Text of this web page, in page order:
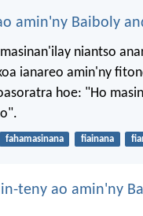
amin'ny Baiboly
niantso
ianareo amin'ny
hoe: "Ho
fahamasinana fiainana
teny ao amin'ny